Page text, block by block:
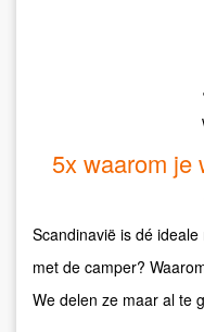
5x waarom je
Scandinavië is dé
met de camper?
We delen ze maar al te